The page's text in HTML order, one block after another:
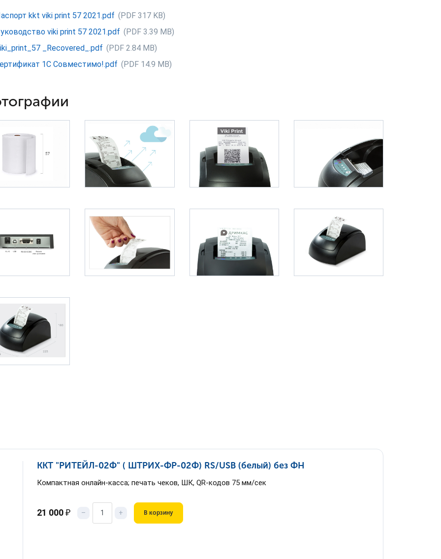
kkt viki print 57 2021.pdf (PDF 317 KB)
viki print 57 2021.pdf (PDF 3.39 MB)
_Recovered_.pdf (PDF 2.84 MB)
1С Совместимо!.pdf (PDF 14.9 MB)
ККТ "РИТЕЙЛ-02Ф" ( ШТРИХ-ФР-02Ф) RS/USB (белый) без ФН
Компактная онлайн-касса; печать чеков, ШК, QR-кодов 75 мм/сек
21 000₽ – + В корзину